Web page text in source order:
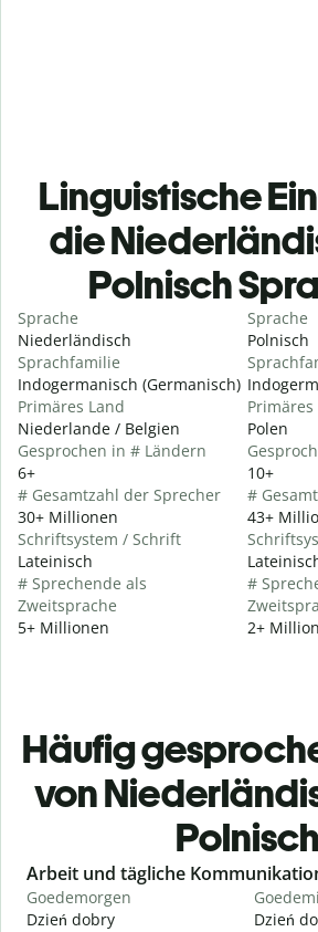
Linguistische
die
Polnisch
Sprache
Niederländisch
Sprachfamilie
Indogermanisch (Germanisch)
Primäres Land
Niederlande / Belgien
Gesprochen in # Ländern
6+
# Gesamtzahl der Sprecher
30+ Millionen
Schriftsystem / Schrift
Lateinisch
# Sprechende als
Zweitsprache
5+ Millionen
Sprache
Polnisch
Primäres
Polen
10+
#
43+
#
2+
Häufig
von
Polnisch
Slide 1 of 6
Arbeit und tägliche
Goedemorgen
Dzień dobry
Dzień